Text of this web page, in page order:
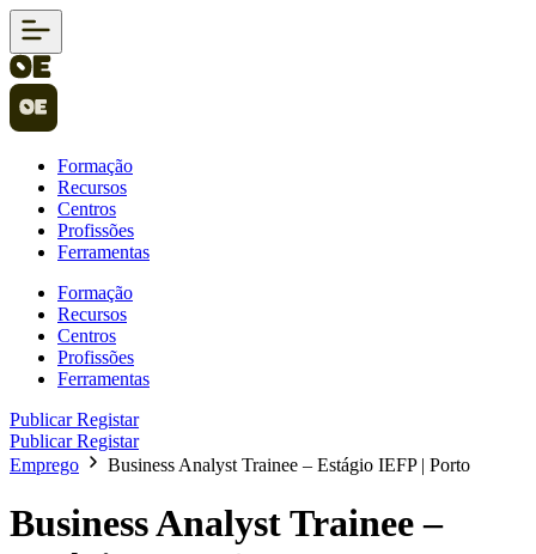
Formação
Recursos
Centros
Profissões
Ferramentas
Formação
Recursos
Centros
Profissões
Ferramentas
PublicarRegistar
PublicarRegistar
Emprego
Business Analyst Trainee – Estágio IEFP | Porto
Business Analyst Trainee –